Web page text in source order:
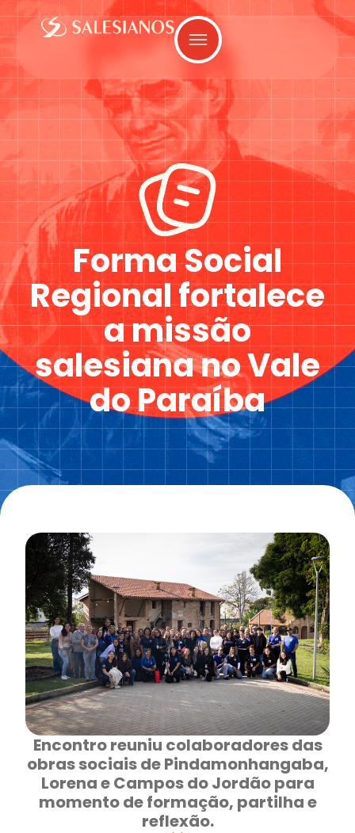
Forma Social
Regional fortalece
a missão
salesiana no Vale
do Paraíba
Encontro reuniu colaboradores das
obras sociais de Pindamonhangaba,
Lorena e Campos do Jordão para
momento de formação, partilha e
reflexão.